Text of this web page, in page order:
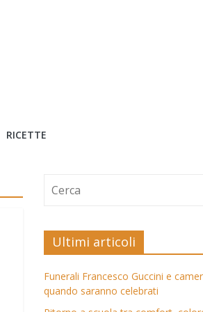
RICETTE
Ultimi articoli
Funerali Francesco Guccini e
quando saranno celebrati